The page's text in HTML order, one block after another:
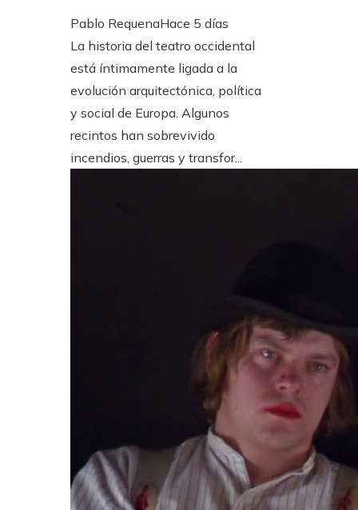
Pablo RequenaHace 5 días
La historia del teatro occidental
está íntimamente ligada a la
evolución arquitectónica, política
y social de Europa. Algunos
recintos han sobrevivido
incendios, guerras y transfor...